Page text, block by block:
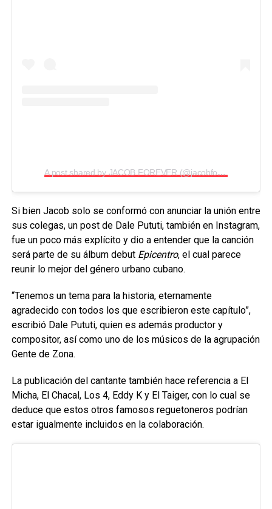
A post shared by JACOB FOREVER (@jacobforever)
Si bien Jacob solo se conformó con anunciar la unión entre
sus colegas, un post de Dale Pututi, también en Instagram,
fue un poco más explícito y dio a entender que la canción
será parte de su álbum debut Epicentro, el cual parece
reunir lo mejor del género urbano cubano.
“Tenemos un tema para la historia, eternamente
agradecido con todos los que escribieron este capítulo”,
escribió Dale Pututi, quien es además productor y
compositor, así como uno de los músicos de la agrupación
Gente de Zona.
La publicación del cantante también hace referencia a El
Micha, El Chacal, Los 4, Eddy K y El Taiger, con lo cual se
deduce que estos otros famosos reguetoneros podrían
estar igualmente incluidos en la colaboración.